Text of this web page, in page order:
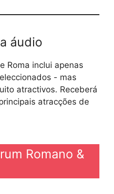
áudio
Roma inclui apenas
- mas
atractivos. Receberá
atracções de
Romano &